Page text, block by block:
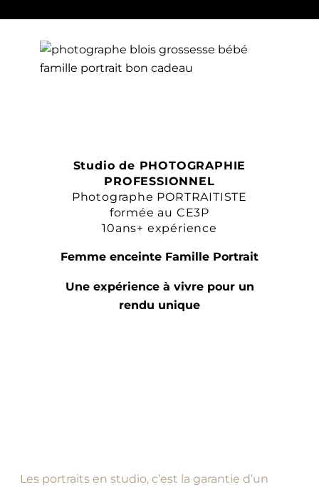
Studio de PHOTOGRAPHIE
PROFESSIONNEL
Photographe PORTRAITISTE
formée au CE3P
10ans+ expérience
Femme enceinte Famille Portrait
Une expérience à vivre pour un
rendu unique
Les portraits en studio, c’est la garantie d’un